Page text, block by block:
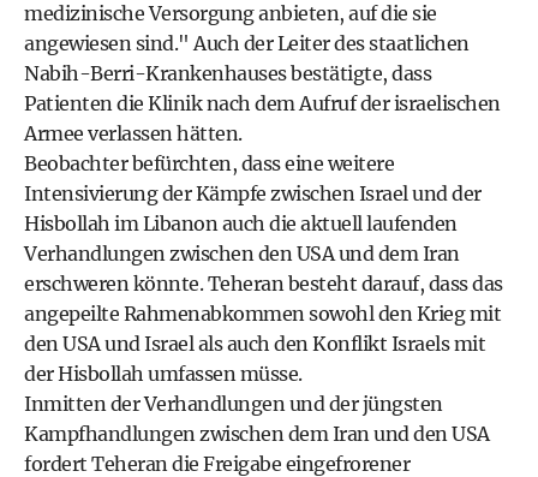
medizinische Versorgung anbieten, auf die sie
angewiesen sind." Auch der Leiter des staatlichen
Nabih-Berri-Krankenhauses bestätigte, dass
Patienten die Klinik nach dem Aufruf der israelischen
Armee verlassen hätten.
Beobachter befürchten, dass eine weitere
Intensivierung der Kämpfe zwischen Israel und der
Hisbollah im Libanon auch die aktuell laufenden
Verhandlungen zwischen den USA und dem Iran
erschweren könnte. Teheran besteht darauf, dass das
angepeilte Rahmenabkommen sowohl den Krieg mit
den USA und Israel als auch den Konflikt Israels mit
der Hisbollah umfassen müsse.
Inmitten der Verhandlungen und der jüngsten
Kampfhandlungen zwischen dem Iran und den USA
fordert Teheran die Freigabe eingefrorener